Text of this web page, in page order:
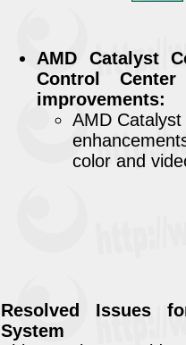
AMD Catalyst
Control
improvements:
AMD
color and
Resolved Issues
System